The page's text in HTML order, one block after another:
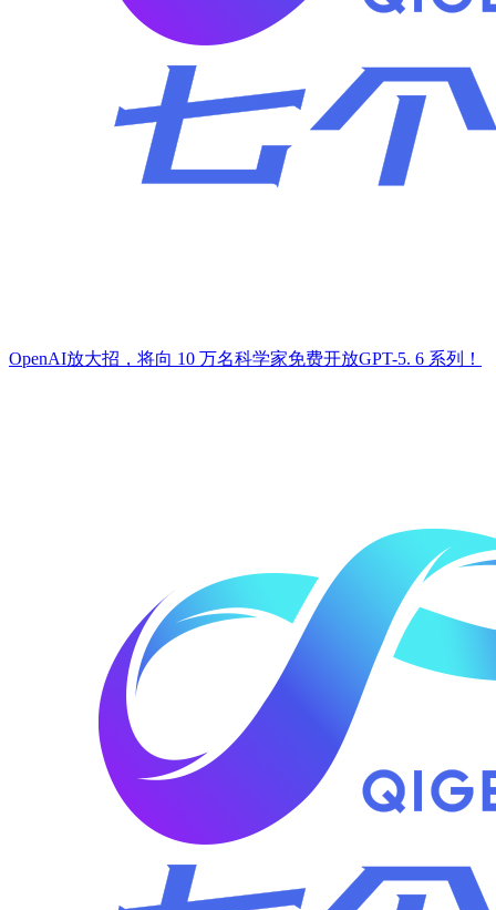
​OpenAI放大招，将向 10 万名科学家免费开放GPT-5. 6 系列！